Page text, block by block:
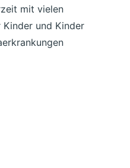
mit vielen
Kinder und Kinder